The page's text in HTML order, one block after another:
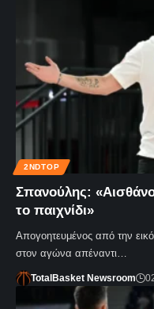
2NDTOP
Σπανούλης:
το παιχνίδι»
Απογοητευμένος από την
στον αγώνα απέναντι…
TotalBasket Newsroom